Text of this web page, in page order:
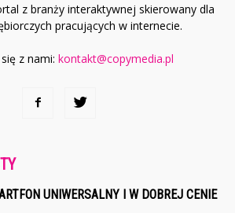
z branży interaktywnej skierowany dla
pracujących w internecie.
z nami: kontakt@copymedia.pl
UNIWERSALNY I W DOBREJ CENIE